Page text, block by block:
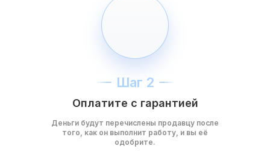
Шаг 2
Оплатите с гарантией
Деньги будут перечислены продавцу после
того, как он выполнит работу, и вы её
одобрите.